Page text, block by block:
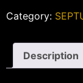
Category:
Description